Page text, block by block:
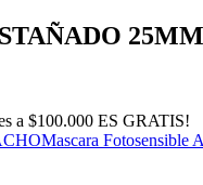
a $100.000 ES GRATIS!
Mascara Fotosensible